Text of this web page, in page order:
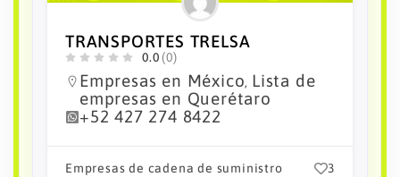
TRANSPORTES NAVARRETE
0.0 (0)
Empresas en México, Lista de
empresas en Querétaro
+52 427 274 8569
Empresas de cadena de suministro 3